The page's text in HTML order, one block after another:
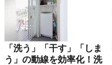
「洗う」「干す」「しま
う」の動線を効率化！洗